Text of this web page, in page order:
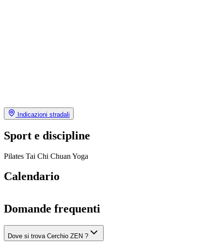
Indicazioni stradali
Sport e discipline
Pilates Tai Chi Chuan Yoga
Calendario
Domande frequenti
Dove si trova Cerchio ZEN ?